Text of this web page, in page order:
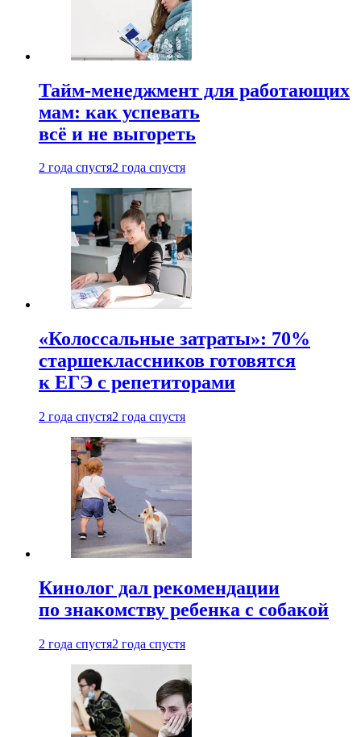
Тайм-менеджмент для работающих
мам: как успевать
всё и не выгореть
2 года спустя2 года спустя
«Колоссальные затраты»: 70%
старшеклассников готовятся
к ЕГЭ с репетиторами
2 года спустя2 года спустя
Кинолог дал рекомендации
по знакомству ребенка с собакой
2 года спустя2 года спустя